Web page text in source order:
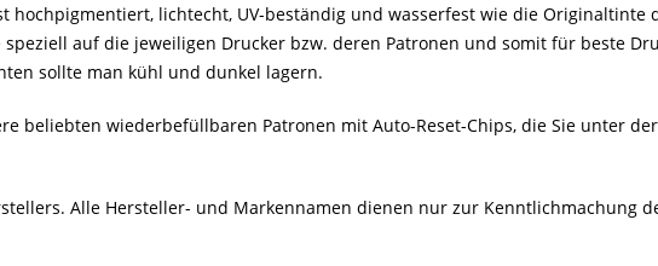
hochpigmentiert, lichtecht, UV-beständig und wasserfest wie die
auf die jeweiligen Drucker bzw. deren Patronen und somit für beste
sollte man kühl und dunkel lagern.
beliebten wiederbefüllbaren Patronen mit Auto-Reset-Chips, die Sie unter
Alle Hersteller- und Markennamen dienen nur zur Kenntlichmachung